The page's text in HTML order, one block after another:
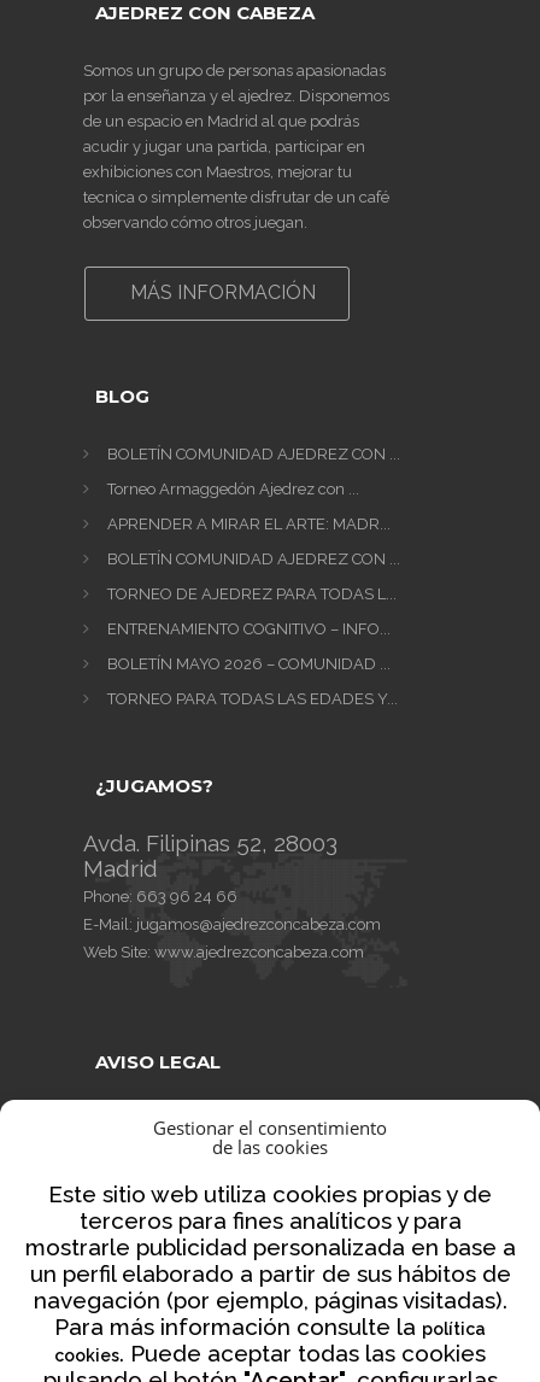
Gestionar el consentimiento
de las cookies
Este sitio web utiliza cookies propias y de
terceros para fines analíticos y para
mostrarle publicidad personalizada en base a
un perfil elaborado a partir de sus hábitos de
navegación (por ejemplo, páginas visitadas).
Para más información consulte la política
cookies. Puede aceptar todas las cookies
AJEDREZ CON CABEZA
Somos un grupo de personas apasionadas
por la enseñanza y el ajedrez. Disponemos
de un espacio en Madrid al que podrás
acudir y jugar una partida, participar en
exhibiciones con Maestros, mejorar tu
tecnica o simplemente disfrutar de un café
observando cómo otros juegan.
MÁS INFORMACIÓN
BLOG
BOLETÍN COMUNIDAD AJEDREZ CON ...
Torneo Armaggedón Ajedrez con ...
APRENDER A MIRAR EL ARTE: MADR...
BOLETÍN COMUNIDAD AJEDREZ CON ...
TORNEO DE AJEDREZ PARA TODAS L...
ENTRENAMIENTO COGNITIVO – INFO...
BOLETÍN MAYO 2026 – COMUNIDAD ...
TORNEO PARA TODAS LAS EDADES Y...
¿JUGAMOS?
Avda. Filipinas 52, 28003
Madrid
Phone: 663 96 24 66
E-Mail: jugamos@ajedrezconcabeza.com
Web Site: www.ajedrezconcabeza.com
AVISO LEGAL
AVISO LEGAL
CONDICIONES DE VENTA
POLÍTICA DE PRIVACIDAD
POLÍTICA DE COOKIES
NORMATIVA AJEDREZ CON CABEZA
Financiado por la Unión Europea – NextGenerationEU